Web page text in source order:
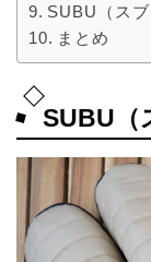
SUBU（ス
まとめ
SUBU（